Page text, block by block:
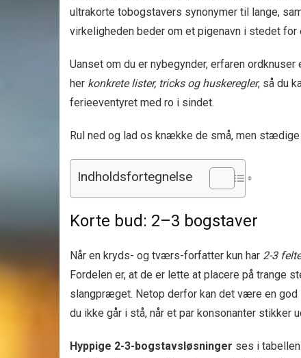
ultrakorte tobogstavers synonymer til lange,
virkeligheden beder om et pigenavn i stedet for
Uanset om du er nybegynder, erfaren
her konkrete lister, tricks og huskeregler, så du
ferieeventyret med ro i sindet.
Rul ned og lad os knække de små, men stædige
Indholdsfortegnelse
Korte bud: 2–3 bogstaver
Når en kryds- og tværs-forfatter kun har 2-3
Fordelen er, at de er lette at placere på trange
slangpræget. Netop derfor kan det være en
du ikke går i stå, når et par konsonanter stikker
Hyppige 2-3-bogstavsløsninger ses i